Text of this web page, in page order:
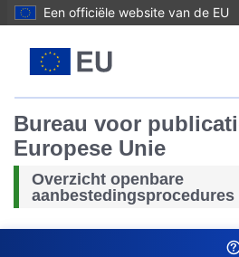
Een officiële website van de EU
Bureau voor
Europese Unie
Overzicht openbare
aanbestedingsprocedures